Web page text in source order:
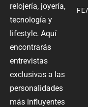
relojería, joyería,
tecnología y
lifestyle. Aquí
encontrarás
entrevistas
exclusivas a las
personalidades
más influyentes